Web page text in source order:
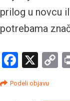
prilog u novcu
potrebama
X
Podeli objavu